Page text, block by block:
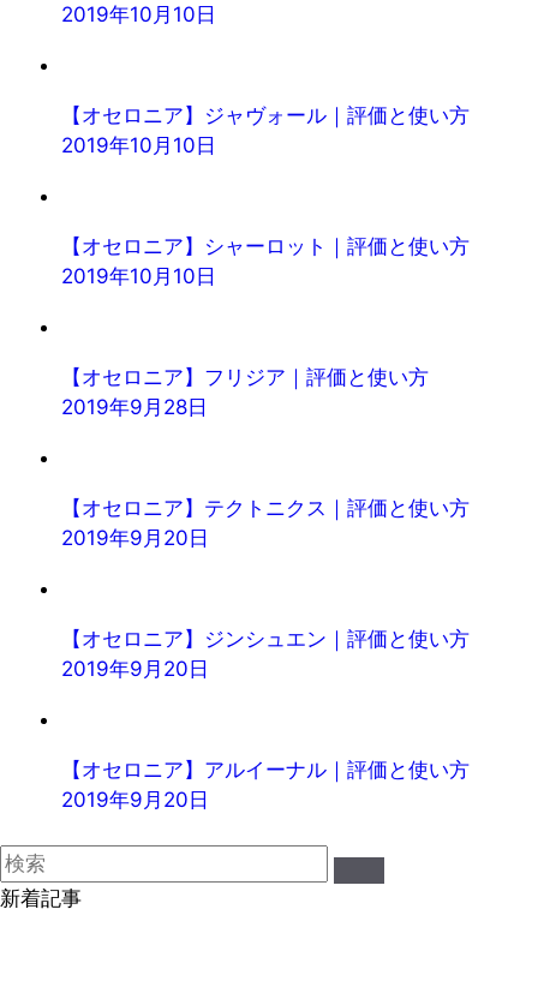
2019年10月10日
【オセロニア】ジャヴォール｜評価と使い方
2019年10月10日
【オセロニア】シャーロット｜評価と使い方
2019年10月10日
【オセロニア】フリジア｜評価と使い方
2019年9月28日
【オセロニア】テクトニクス｜評価と使い方
2019年9月20日
【オセロニア】ジンシュエン｜評価と使い方
2019年9月20日
【オセロニア】アルイーナル｜評価と使い方
2019年9月20日
新着記事